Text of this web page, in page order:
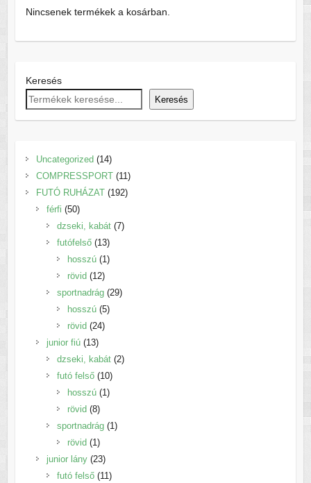
Nincsenek termékek a kosárban.
Keresés
Keresés
Uncategorized 1414
termék
COMPRESSPORT 1111
termék
FUTÓ RUHÁZAT 192192
férfi 5050
termék
dzseki, kabát 77
futófelső 1313
termék
hosszú 11
rövid 1212
termék
sportnadrág 2929
hosszú 55
rövid 2424
junior fiú 1313
termék
dzseki, kabát 22
futó felső 1010
termék
hosszú 11
rövid 88
termék
sportnadrág 11
rövid 11
termék
junior lány 2323
termék
futó felső 1111